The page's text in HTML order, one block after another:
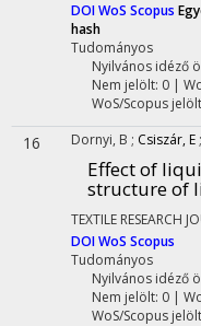
DOIWoS Scopus
hash
Tudományos
Nyilvános idéző
Nem jelölt: 0 |
WoS/Scopus
16 Dornyi, B ; Csiszár, E ;
Effect of
structure of
TEXTILE RESEARCH
DOIWoS Scopus
Tudományos
Nyilvános idéző
Nem jelölt: 0 |
WoS/Scopus